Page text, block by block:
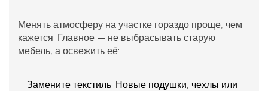
Менять атмосферу на участке гораздо проще, чем
кажется. Главное — не выбрасывать старую
мебель, а освежить её:
Замените текстиль. Новые подушки, чехлы или